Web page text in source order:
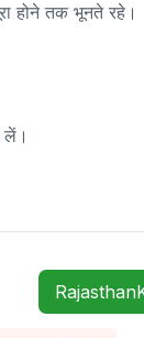
होने तक भूनते रहे।
लें।